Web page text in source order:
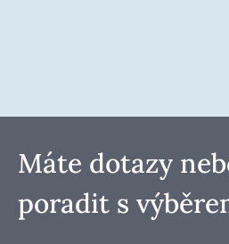
Máte dotazy
poradit s